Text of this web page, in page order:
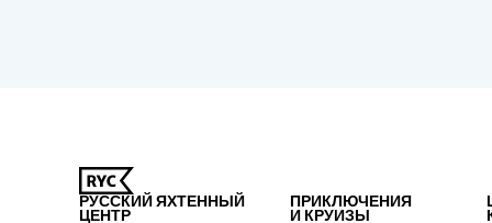
РУССКИЙ ЯХТЕННЫЙ
ЦЕНТР
ПРИКЛЮЧЕНИЯ
И КРУИЗЫ